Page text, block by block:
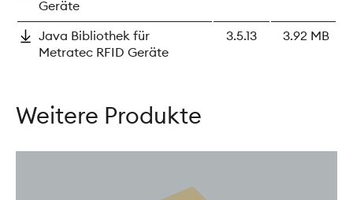
Geräte
Java Bibliothek für
Metratec RFID Geräte
3.5.13 3.92 MB
Weitere Produkte